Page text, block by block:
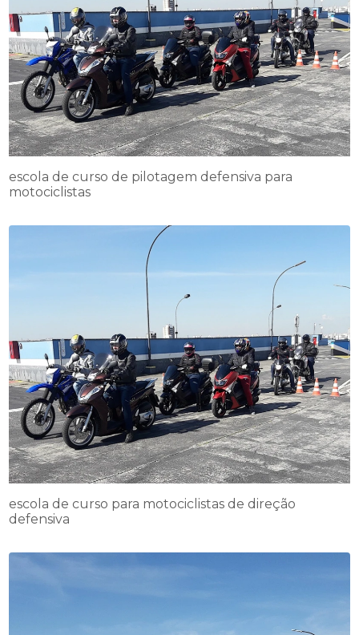
escola de curso de pilotagem defensiva para
motociclistas
escola de curso para motociclistas de direção
defensiva